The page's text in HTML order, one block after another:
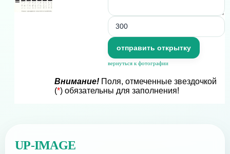
вернуться к фотографии
Внимание! Поля, отмеченные звездочкой
(*) обязательны для заполнения!
UP-IMAGE